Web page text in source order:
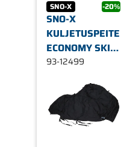
SNO-X -20%
SNO-X
KULJETUSPEITE
ECONOMY SKI
DOO
93-12499